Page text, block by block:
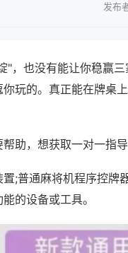
发布
"，也没有能让你稳赢
玩的。真正能在牌桌
助，想获取一对一指
;普通麻将机程序控牌
的设备或工具。